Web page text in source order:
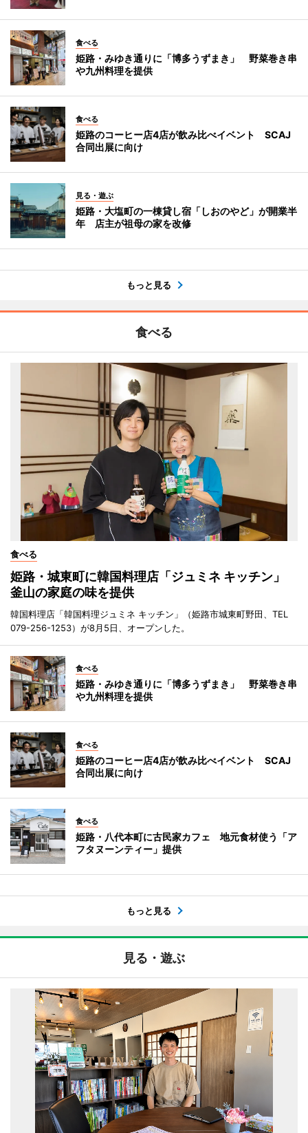
食べる
姫路・みゆき通りに「博多うずまき」 野菜巻き串
や九州料理を提供
食べる
姫路のコーヒー店4店が飲み比べイベント SCAJ
合同出展に向け
見る・遊ぶ
姫路・大塩町の一棟貸し宿「しおのやど」が開業半
年 店主が祖母の家を改修
もっと見る
食べる
食べる
姫路・城東町に韓国料理店「ジュミネ キッチン」
釜山の家庭の味を提供
韓国料理店「韓国料理ジュミネ キッチン」（姫路市城東町野田、TEL
079-256-1253）が8月5日、オープンした。
食べる
姫路・みゆき通りに「博多うずまき」 野菜巻き串
や九州料理を提供
食べる
姫路のコーヒー店4店が飲み比べイベント SCAJ
合同出展に向け
食べる
姫路・八代本町に古民家カフェ 地元食材使う「ア
フタヌーンティー」提供
もっと見る
見る・遊ぶ